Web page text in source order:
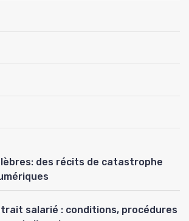
des récits de catastrophe
salarié : conditions, procédures